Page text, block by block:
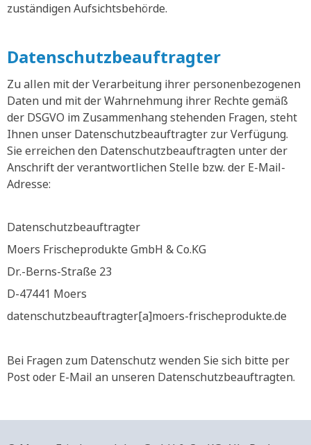
zuständigen Aufsichtsbehörde.
Datenschutzbeauftragter
Zu allen mit der Verarbeitung ihrer personenbezogenen
Daten und mit der Wahrnehmung ihrer Rechte gemäß
der DSGVO im Zusammenhang stehenden Fragen, steht
Ihnen unser Datenschutzbeauftragter zur Verfügung.
Sie erreichen den Datenschutzbeauftragten unter der
Anschrift der verantwortlichen Stelle bzw. der E-Mail-
Adresse:
Datenschutzbeauftragter
Moers Frischeprodukte GmbH & Co.KG
Dr.-Berns-Straße 23
D-47441 Moers
datenschutzbeauftragter[a]moers-frischeprodukte.de
Bei Fragen zum Datenschutz wenden Sie sich bitte per
Post oder E-Mail an unseren Datenschutzbeauftragten.